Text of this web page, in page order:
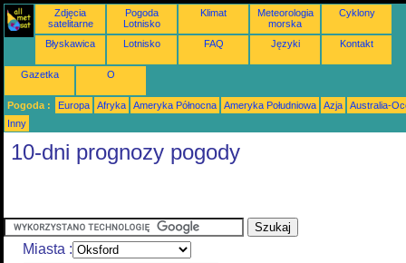
Zdjęcia
satelitarne
Pogoda
Lotnisko
Klimat
Meteorologia
morska
Cyklony
Błyskawica Lotnisko FAQ Języki Kontakt
Gazetka O
Pogoda : Europa Afryka Ameryka Północna Ameryka Południowa Azja
Australia-
Inny
10-dni prognozy pogody
Miasta :